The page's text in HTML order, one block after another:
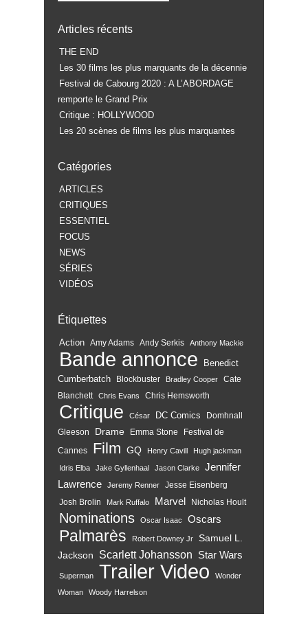
Articles récents
THE END
Les 30 films les plus marquants de la décennie
Festival de Cabourg 2020 : A L’ABORDAGE
remporte le Grand Prix
Critique : HOLLYWOOD
Les 20 scènes de films les plus marquantes
Catégories
ARTICLES
CRITIQUES
ESSENTIEL
FOCUS
NEWS
SÉRIES
VIDÉOS
Étiquettes
Action Amy Adams Andy Serkis Anthony Mackie
Bande annonce
Benedict
Cumberbatch
Blockbuster Bradley Cooper
Cate
Blanchett
Chris Evans Chris Hemsworth
Critique César DC Comics
Domhnall
Gleeson
Drame Emma Stone
Festival de
Cannes
Film GQ Henry Cavill Hugh jackman
Idris Elba Jake Gyllenhaal Jason Clarke
Jennifer
Lawrence
Jeremy Renner
Jesse Eisenberg
Josh Brolin
Mark Ruffalo Marvel Nicholas Hoult
Nominations Oscar Isaac Oscars
Palmarès Robert Downey Jr
Samuel L.
Jackson
Scarlett Johansson Star Wars
Superman Trailer Video
Wonder
Woman
Woody Harrelson